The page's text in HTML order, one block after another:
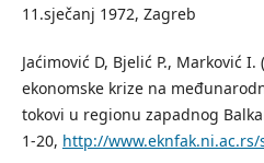
11.sječanj 1972, Zagreb
Jaćimović D, Bjelić P., Marković
ekonomske krize na
tokovi u regionu zapadnog
1-20, http://